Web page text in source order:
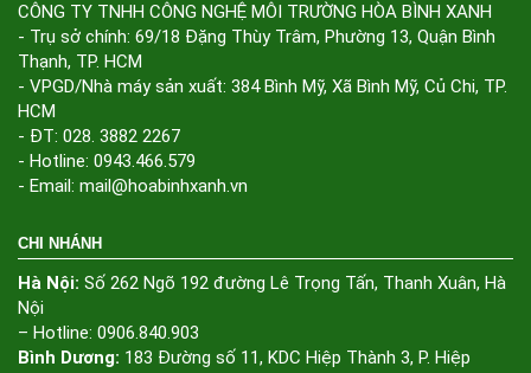
CÔNG TY TNHH CÔNG NGHỆ MÔI TRƯỜNG HÒA BÌNH XANH
- Trụ sở chính: 69/18 Đặng Thùy Trâm, Phường 13, Quận Bình
Thạnh, TP. HCM
- VPGD/Nhà máy sản xuất: 384 Bình Mỹ, Xã Bình Mỹ, Củ Chi, TP.
HCM
- ĐT: 028. 3882 2267
- Hotline: 0943.466.579
- Email: mail@hoabinhxanh.vn
CHI NHÁNH
Hà Nội: Số 262 Ngõ 192 đường Lê Trọng Tấn, Thanh Xuân, Hà
Nội
– Hotline: 0906.840.903
Bình Dương: 183 Đường số 11, KDC Hiệp Thành 3, P. Hiệp